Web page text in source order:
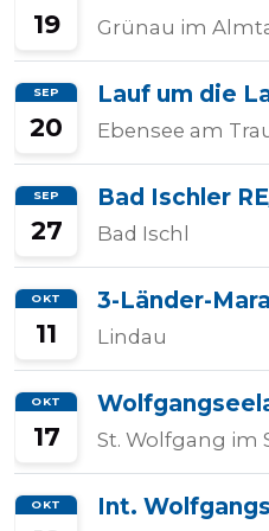
19 Grünau im
SEP
20
Lauf um die
Ebensee am
SEP
27
Bad Ischler
Bad Ischl
OKT
11
3-Länder-
Lindau
OKT
17 St. Wolfgang im
OKT Int.